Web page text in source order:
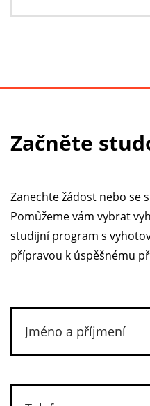
Druhy škol
Vzdělávací programy
Matura
let;
Program
let;
Maturita
Začněte
Zanechte žádost nebo se
Pomůžeme vám vybrat
studijní program s
přípravou k úspěšnému